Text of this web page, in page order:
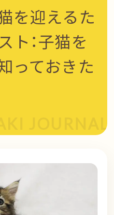
を迎えるた
ト：子猫を
っておきた